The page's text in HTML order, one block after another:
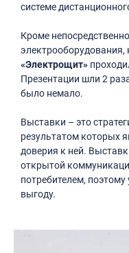
системе
Кроме
электрооборудования,
«Электрощит»
Презентации шли 2
было немало.
Выставки – это
результатом которых
доверия к ней.
открытой
потребителем, поэтому
выгоду.